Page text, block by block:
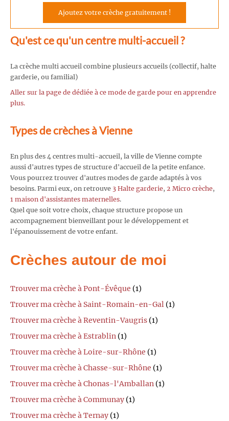
Ajoutez votre crèche gratuitement !
Qu'est ce qu'un centre multi-accueil ?
La crèche multi accueil combine plusieurs accueils (collectif, halte
garderie, ou familial)
Aller sur la page de dédiée à ce mode de garde pour en apprendre
plus.
Types de crèches à Vienne
En plus des 4 centres multi-accueil, la ville de Vienne compte
aussi d'autres types de structure d'accueil de la petite enfance.
Vous pourrez trouver d'autres modes de garde adaptés à vos
besoins. Parmi eux, on retrouve 3 Halte garderie, 2 Micro crèche,
1 maison d'assistantes maternelles.
Quel que soit votre choix, chaque structure propose un
accompagnement bienveillant pour le développement et
l'épanouissement de votre enfant.
Crèches autour de moi
Trouver ma crèche à Pont-Évêque (1)
Trouver ma crèche à Saint-Romain-en-Gal (1)
Trouver ma crèche à Reventin-Vaugris (1)
Trouver ma crèche à Estrablin (1)
Trouver ma crèche à Loire-sur-Rhône (1)
Trouver ma crèche à Chasse-sur-Rhône (1)
Trouver ma crèche à Chonas-l'Amballan (1)
Trouver ma crèche à Communay (1)
Trouver ma crèche à Ternay (1)